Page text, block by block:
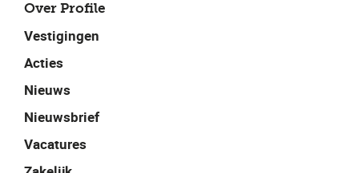
Over Profile
Vestigingen
Acties
Nieuws
Nieuwsbrief
Vacatures